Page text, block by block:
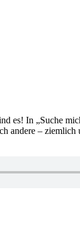
es! In „Suche
andere – ziemlich